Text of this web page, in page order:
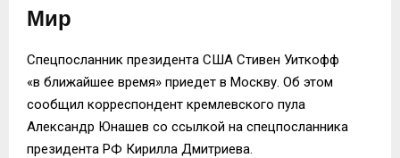
Мир
Спецпосланник президента США Стивен Уиткофф
«в ближайшее время» приедет в Москву. Об этом
сообщил корреспондент кремлевского пула
Александр Юнашев со ссылкой на спецпосланника
президента РФ Кирилла Дмитриева.